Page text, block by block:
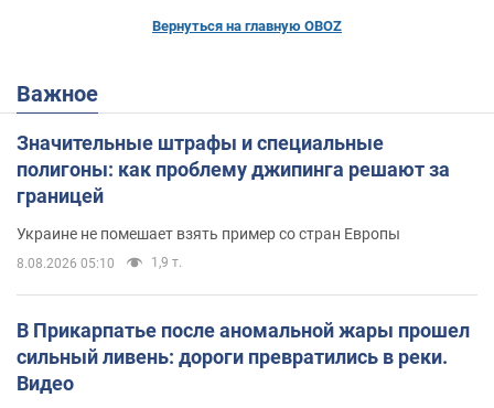
Вернуться на главную OBOZ
Важное
Значительные штрафы и специальные
полигоны: как проблему джипинга решают за
границей
Украине не помешает взять пример со стран Европы
8.08.2026 05:10 1,9 т.
В Прикарпатье после аномальной жары прошел
сильный ливень: дороги превратились в реки.
Видео